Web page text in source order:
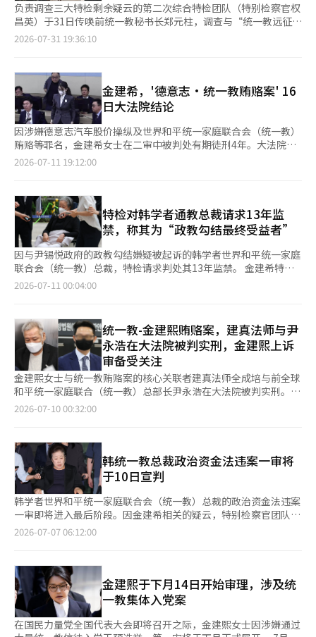
负责调查三大特检剩余疑云的第二次综合特检团队（特别检察官权
昌英）于31日传唤前统一教秘书长郑元柱，调查与“统一教远征赌
博调查平息”相关的疑云。 特检团队于31日上午10时开始对郑元
的统一教高层的海外远征赌博疑云后，未进行调查，并将相关信息
泄露给政治界以平息事件。 2022年6月，春川警方接获情报，称韩
总裁等统一教高层在2008至2011年间于美国拉斯维加斯赌场进行
约600亿韩元的赌博。 然而，由于前国民力量议员权成东的介入，
警方在调查前相关信息已流入政治界，导致调查被平息的疑云浮
现。 实际上，统一教方面在获知情报内容后，已开始准备应对调
查的迹象也被捕捉到。 此前，负责调查此案的金建熙特检团队
（特别检察官闵重基）已对与警方情报往来的权成东及韩总裁等人
尚未完成。 综合特检团队认为，尹锡悦前总统当选后被提名为首
任警察厅长的尹熙根可能参与了调查平息，正在继续调查。 今年4
月，特检团队对警察厅、江原道警察厅及春川警察署进行了搜查，
并对尹熙根进行了两次嫌疑人调查。 同时，还对前统一教世界总
部负责人尹永浩及当时警察厅犯罪情报科的警员进行了证人调查。
※ 本报道经人工智能（AI）系统翻译与编辑。
2026-07-31 19:36:10
金建希，'德意志·统一教贿赂案' 16
日大法院结论
因涉嫌德意志汽车股价操纵及世界和平统一家庭联合会（统一教）
贿赂等罪名，金建希女士在二审中被判处有期徒刑4年。大法院的
最终裁决将于16日作出，关键在于是否维持二审对德意志汽车股价
区大法院1号法庭宣判金女士违反资本市场法、特定犯罪法下的介
绍受贿及政治资金法的上诉案。 此次判决是金女士案件的首次大
法院裁决。自4月28日二审判决以来，79天后将得出结论。 根据特
别检察官法的“6·3·3”规定，特别检察官起诉的案件需优先处
理，迅速裁决。特别检察官法规定，第一审应在起诉日起6个月
内，二审和上诉审应在前审判决宣告日起分别3个月内作出判决。
金女士自2010年10月至2012年12月与前德意志汽车会长权五秀等
人共谋，通过高价买入、虚假买入、串通交易等方式参与股价操
不当利益。 她还涉嫌在统一教方面接受高价贿赂以解决相关事
务。金女士在2022年4月至7月期间，通过‘建真法师’全盛培接
受了价值约8000万韩元的贿赂，包括格拉夫钻石项链和香奈儿包
等。 此外，她还被指控与前总统尹锡悦共谋，接受政治中介名太
均提供的约2亿7000万韩元的免费大选舆论调查结果。 一审中，关
于统一教贿赂的介绍受贿罪名仅部分被认定有罪，金女士被判处有
期徒刑1年8个月。德意志汽车股价操纵及名氏的免费舆论调查提供
的政治资金法违反罪名被判无罪。 二审的判决则有所不同。二审
统一教方面接受的香奈儿包等贿赂的有罪认定范围。 因此，刑期
增加至有期徒刑4年，并罚款5000万韩元。法庭还命令没收格拉夫
项链及追缴2094万韩元。 然而，关于从名氏处免费接受舆论调查
的政治资金法违反罪名在一审和二审中均被维持无罪。 在上诉审
中，二审认定金女士在德意志汽车股价操纵过程中的共谋和参与是
否存在法律误解将成为主要争点。统一教方面的贿赂与金女士所接
受的请求之间是否存在职务相关性和对价性也将成为审理对象。
如果大法院认为原审判断没有法律误解或程序违法，将驳回金女士
受统一教非法政治资金1亿韩元而在一审和二审中被判处有期徒刑2
年的国民力量议员权成东的上诉审也将在同一天进行。大法院第二
部（主审严相弼大法官）将与金女士案件同时宣判权议员的政治资
金法违反案件。※ 本报道经人工智能（AI）系统翻译与编辑。
2026-07-11 19:12:00
特检对韩学者通教总裁请求13年监
禁，称其为“政教勾结最终受益者”
因与尹锡悦政府的政教勾结嫌疑被起诉的韩学者世界和平统一家庭
联合会（统一教）总裁，特检请求判处其13年监禁。 金建希特别
检察组（民众基特别检察官）于10日在首尔中央地方法院刑事合议
处8年监禁。 同时被起诉的前统一教总裁秘书室长郑元周被请求判
处10年监禁，前统一教世界总部长尹永浩和前财政局长李信惠则分
别被请求判处3年6个月和3年监禁。 特检组将韩总裁定性为政教勾
结的最终受益者及统一教主要事务的最终决策者。 特检组表
示：“韩总裁等以实现政教一致为目标，利用巨额资金与政治势力
勾结，干预选举和政治，严重违反了规定宗教与政治分离的宪法精
神，损害了代议民主，是重大犯罪。” 特检组还指出：“韩总裁
私有化宗教团体的物质和人力资源，并与政治权力交易，主导所有
总裁与郑前秘书室长、尹前总部长共谋，于2022年1月在第20届总
统选举前向国民力量议员权成东请求尹锡悦政府对统一教的支持，
并转交现金1亿韩元。同年3至4月，因涉嫌将统一教资金1亿4400
万韩元“拆分捐赠”给国民力量议员等。 此外，还因与尹前总部
长等共谋，通过建真法师全成培向金建希赠送价值8000万韩元的
香奈儿包和格拉夫钻石项链等高价金品，并请求教团事务。还涉及
使用统一教资金进行政治资金和高价金品的挪用嫌疑。 韩总裁与
郑前秘书室长在掌握美国拉斯维加斯赌场远征赌博调查信息后，指
转交金品等嫌疑被单独起诉，前一天在最高法院被判处1年6个月监
禁。※ 本报道经人工智能（AI）系统翻译与编辑。
2026-07-11 00:04:00
统一教-金建熙贿赂案，建真法师与尹
永浩在大法院被判实刑，金建熙上诉
审备受关注
金建熙女士与统一教贿赂案的核心关联者建真法师全成培与前全球
和平统一家庭联合（统一教）总部长尹永浩在大法院被判实刑。
大法院第三部（主审法官：卢京必）于9日确认了对全成培的判
金女士共谋，从尹永浩处接受了价值超过8000万韩元的金品，包
括香奈儿包和格拉夫钻石项链，作为解决统一教相关事务的贿赂。
特别检察组认为，统一教向金女士请求了关于柬埔寨湄公河公共开
发援助（ODA）项目及联合国第五事务所设立的相关事务。 全成
培还因要求担任统一集团顾问而从尹永浩处收取3000万韩元，并
因与企业税务调查、刑事控告事件及业务推进相关的贿赂而接受了
超过2亿韩元的金品。 一审判决全成培有期徒刑6年，二审则大部
分认定其有罪，但考虑到全成培承认部分指控并提交了香奈儿包等
犯等的原审判断没有法律误解。 然而，关于在2022年地方选举
前，因请求朴昌旭（庆尚北道议员）提供候选人推荐而收取1亿韩
元的指控被判无罪，理由是全成培不被视为政治活动者，且该金品
也不能视为其政治活动的政治资金。 同时，因政治资金法违反、
贿赂禁止法违反及职务侵占等指控被起诉的尹永浩也在同一大法院
第三部（主审法官：吴石俊）确认了其一审判决，判处有期徒刑1
2026-07-10 00:32:00
韩统一教总裁政治资金法违案一审将
于10日宣判
韩学者世界和平统一家庭联合会（统一教）总裁的政治资金法违案
一审即将进入最后阶段。因金建希相关的疑云，特别检察官团队
（民众基特别检察官）将韩总裁视为统一教政教勾结疑云的“顶
与郑元周前总裁秘书室长等人政治资金法、禁止请托法等违案的结
案听证。法庭将听取特别检察官的最终意见和量刑请求，以及韩总
裁方面的最后辩论和陈述后结束辩论。 韩总裁因与尹永浩前统一
教世界总部长、郑前秘书室长共谋，于2022年1月向国民力量议员
权成栋提供现金1亿韩元而被起诉。此外，还涉及在2022年4月至7
2026-07-07 06:12:00
金建熙于下月14日开始审理，涉及统
一教集体入党案
在国民力量党全国代表大会即将召开之际，金建熙女士因涉嫌通过